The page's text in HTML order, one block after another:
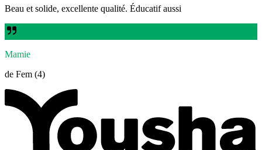
Beau et solide, excellente qualité. Éducatif aussi
Mamie
de Fem (4)